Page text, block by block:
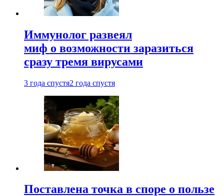
Иммунолог развеял
миф о возможности заразиться
сразу тремя вирусами
3 года спустя2 года спустя
Поставлена точка в споре о пользе